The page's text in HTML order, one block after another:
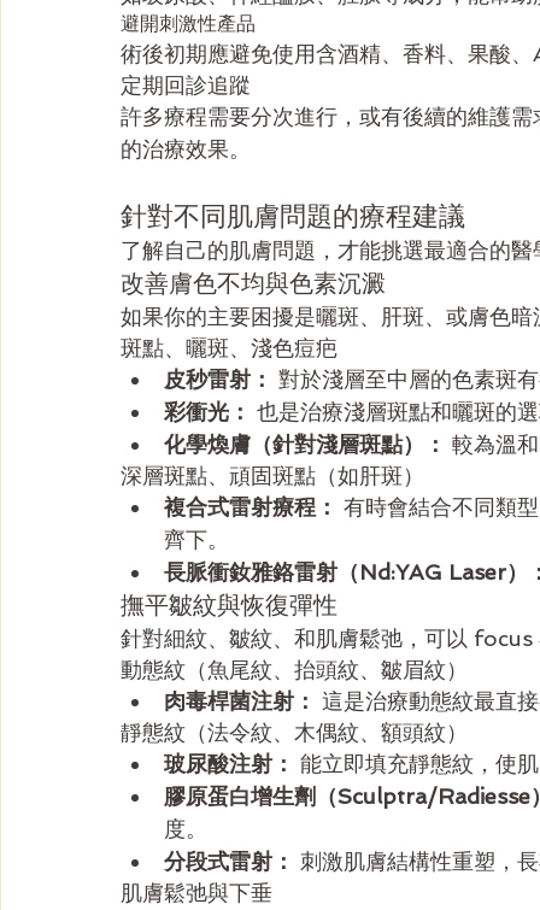
避開刺激性產品
術後初期應避免使用含酒精、香料、果酸
定期回診追蹤
許多療程需要分次進行，或有後續的維護
的治療效果。
針對不同肌膚問題的療程建議
了解自己的肌膚問題，才能挑選最適合的
改善膚色不均與色素沉澱
如果你的主要困擾是曬斑、肝斑、或膚色
斑點、曬斑、淺色痘疤
皮秒雷射： 對於淺層至中層的色素斑
彩衝光： 也是治療淺層斑點和曬斑的
化學煥膚（針對淺層斑點）： 較為溫
深層斑點、頑固斑點（如肝斑）
複合式雷射療程： 有時會結合不同類
齊下。
長脈衝釹雅鉻雷射（Nd:YAG Laser）
撫平皺紋與恢復彈性
針對細紋、皺紋、和肌膚鬆弛，可以
動態紋（魚尾紋、抬頭紋、皺眉紋）
肉毒桿菌注射： 這是治療動態紋最直
靜態紋（法令紋、木偶紋、額頭紋）
玻尿酸注射： 能立即填充靜態紋，使
膠原蛋白增生劑（Sculptra/Radiesse
度。
分段式雷射：
刺激肌膚結構性重塑，
肌膚鬆弛與下垂